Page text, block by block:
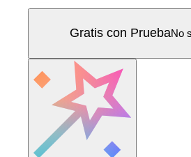
Gratis con PruebaNo